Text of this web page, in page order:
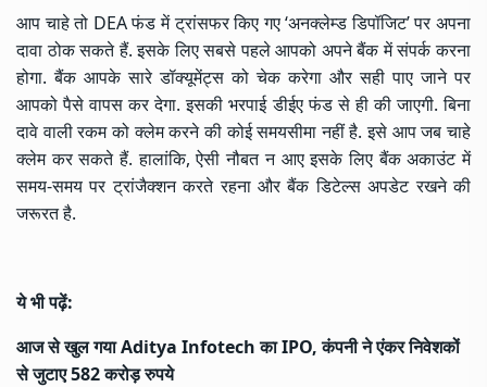
आप चाहे तो DEA फंड में ट्रांसफर किए गए ‘अनक्लेम्ड डिपॉजिट’ पर अपना
दावा ठोक सकते हैं. इसके लिए सबसे पहले आपको अपने बैंक में संपर्क करना
होगा. बैंक आपके सारे डॉक्यूमेंट्स को चेक करेगा और सही पाए जाने पर
आपको पैसे वापस कर देगा. इसकी भरपाई डीईए फंड से ही की जाएगी. बिना
दावे वाली रकम को क्लेम करने की कोई समयसीमा नहीं है. इसे आप जब चाहे
क्लेम कर सकते हैं. हालांकि, ऐसी नौबत न आए इसके लिए बैंक अकाउंट में
समय-समय पर ट्रांजैक्शन करते रहना और बैंक डिटेल्स अपडेट रखने की
जरूरत है.
ये भी पढ़ें:
आज से खुल गया Aditya Infotech का IPO, कंपनी ने एंकर निवेशकों
से जुटाए 582 करोड़ रुपये